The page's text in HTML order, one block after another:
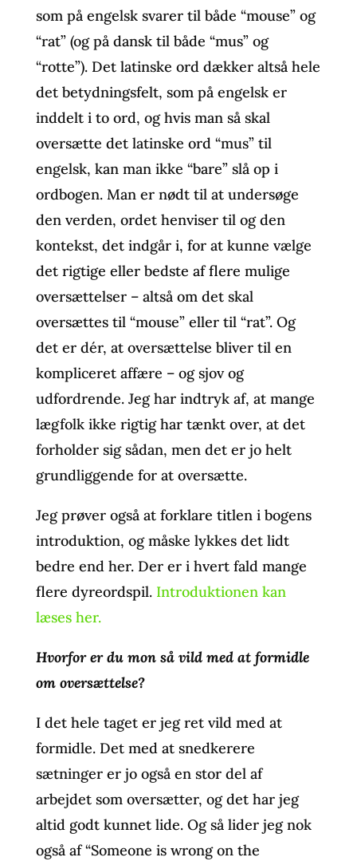
som på engelsk svarer til både “mouse” og
“rat” (og på dansk til både “mus” og
“rotte”). Det latinske ord dækker altså hele
det betydningsfelt, som på engelsk er
inddelt i to ord, og hvis man så skal
oversætte det latinske ord “mus” til
engelsk, kan man ikke “bare” slå op i
ordbogen. Man er nødt til at undersøge
den verden, ordet henviser til og den
kontekst, det indgår i, for at kunne vælge
det rigtige eller bedste af flere mulige
oversættelser – altså om det skal
oversættes til “mouse” eller til “rat”. Og
det er dér, at oversættelse bliver til en
kompliceret affære – og sjov og
udfordrende. Jeg har indtryk af, at mange
lægfolk ikke rigtig har tænkt over, at det
forholder sig sådan, men det er jo helt
grundliggende for at oversætte.
Jeg prøver også at forklare titlen i bogens
introduktion, og måske lykkes det lidt
bedre end her. Der er i hvert fald mange
flere dyreordspil. Introduktionen kan
læses her.
Hvorfor er du mon så vild med at formidle
om oversættelse?
I det hele taget er jeg ret vild med at
formidle. Det med at snedkerere
sætninger er jo også en stor del af
arbejdet som oversætter, og det har jeg
altid godt kunnet lide. Og så lider jeg nok
også af “Someone is wrong on the